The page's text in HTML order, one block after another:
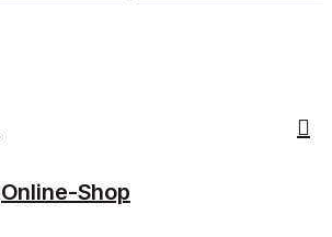
Online-Shop